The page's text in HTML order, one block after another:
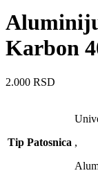
Karbon
2.000 RSD
Tip Patosnica ,